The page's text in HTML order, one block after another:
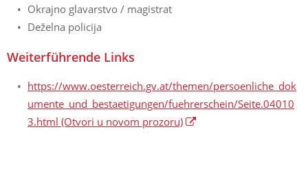
Okrajno glavarstvo / magistrat
Deželna policija
Weiterführende Links
https://www.oesterreich.gv.at/themen/persoenliche_dok
umente_und_bestaetigungen/fuehrerschein/Seite.04010
3.html (Otvori u novom prozoru)